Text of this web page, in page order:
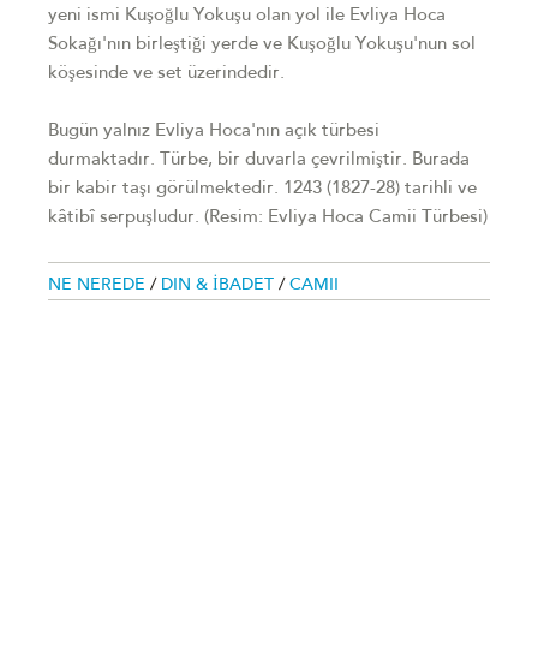
yeni ismi Kuşoğlu Yokuşu olan yol ile Evliya Hoca
Sokağı'nın birleştiği yerde ve Kuşoğlu Yokuşu'nun sol
köşesinde ve set üzerindedir.
Bugün yalnız Evliya Hoca'nın açık türbesi
durmaktadır. Türbe, bir duvarla çevrilmiştir. Burada
bir kabir taşı görülmektedir. 1243 (1827-28) tarihli ve
kâtibî serpuşludur. (Resim: Evliya Hoca Camii Türbesi)
NE NEREDE / DIN & İBADET / CAMII